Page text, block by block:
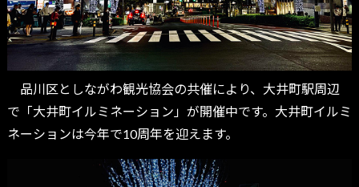
品川区としながわ観光協会の共催により、大井町駅周辺
で「大井町イルミネーション」が開催中です。大井町イルミ
ネーションは今年で10周年を迎えます。